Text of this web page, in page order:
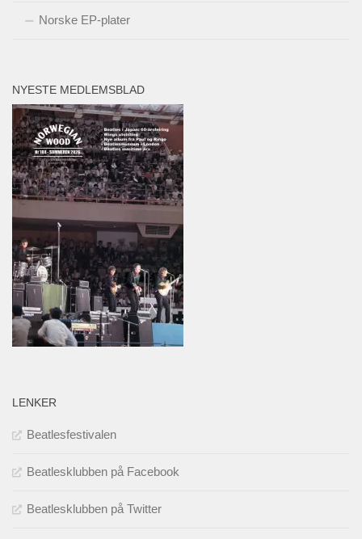
Norske EP-plater
NYESTE MEDLEMSBLAD
LENKER
Beatlesfestivalen
Beatlesklubben på Facebook
Beatlesklubben på Twitter